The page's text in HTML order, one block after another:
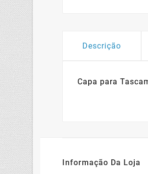
Descrição
Capa para
Informação Da Loja